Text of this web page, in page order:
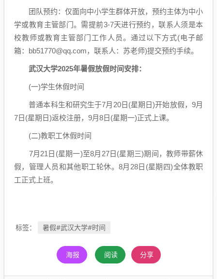
团队预约：仅面向中小学生群体开放，预约主体为中小
学或教育主管部门。需提前3-7天进行预约，联系人须是本
校教师或教育主管部门工作人员。通过以下方式(电子邮
箱：bb51770@qq.com，联系人：苏老师)提交预约手续。
武汉大学2025年暑假放假时间安排：
(一)学生休假时间
普通本科生和研究生于7月20日(星期日)开始放假，9月
7日(星期日)返校注册，9月8日(星期一)正式上课。
(二)教职工休假时间
7月21日(星期一)至8月27日(星期三)期间，教师带薪休
假，管理人员和其他职工轮休。8月28日(星期四)全体教职
工正式上班。
标签： 暑假#武汉大学#时间
海报 阅读 分享